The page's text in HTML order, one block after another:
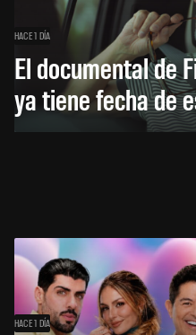
HACE 1 DÍA
El documental de
ya tiene fecha de
HACE 1 DÍA